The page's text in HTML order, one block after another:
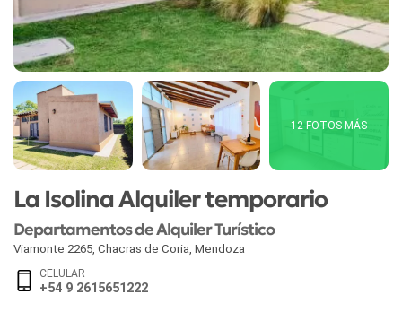
12 FOTOS MÁS
La Isolina Alquiler temporario
Departamentos de Alquiler Turístico
Viamonte 2265 Chacras de Coria Mendoza
CELULAR
+54 9 2615651222